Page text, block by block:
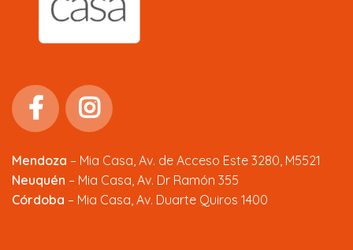
Mendoza – Mia Casa, Av. de Acceso Este 3280, M5521
Neuquén – Mia Casa, Av. Dr Ramón 355
Córdoba – Mia Casa, Av. Duarte Quiros 1400